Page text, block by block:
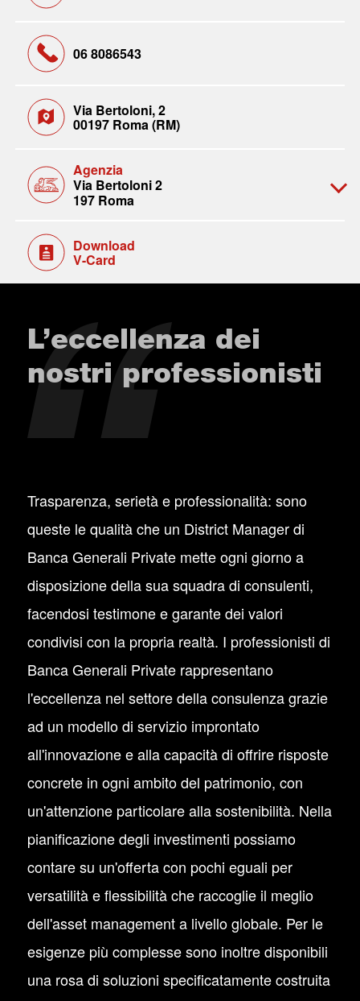
06 8086543
Via Bertoloni, 2
00197 Roma (RM)
Agenzia
Via Bertoloni 2
197 Roma
Download
V-Card
L’eccellenza dei
nostri professionisti
Trasparenza, serietà e professionalità: sono
queste le qualità che un District Manager di
Banca Generali Private mette ogni giorno a
disposizione della sua squadra di consulenti,
facendosi testimone e garante dei valori
condivisi con la propria realtà. I professionisti di
Banca Generali Private rappresentano
l'eccellenza nel settore della consulenza grazie
ad un modello di servizio improntato
all'innovazione e alla capacità di offrire risposte
concrete in ogni ambito del patrimonio, con
un'attenzione particolare alla sostenibilità. Nella
pianificazione degli investimenti possiamo
contare su un'offerta con pochi eguali per
versatilità e flessibilità che raccoglie il meglio
dell'asset management a livello globale. Per le
esigenze più complesse sono inoltre disponibili
una rosa di soluzioni specificatamente costruita